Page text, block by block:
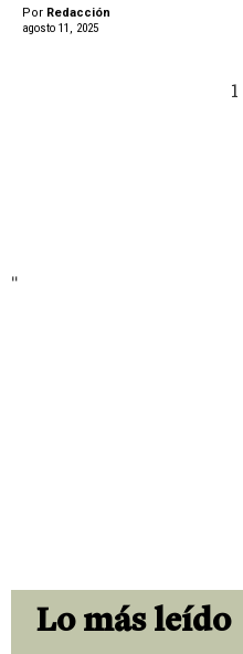
Por Redacción
agosto 11, 2025
1
"
Lo más leído